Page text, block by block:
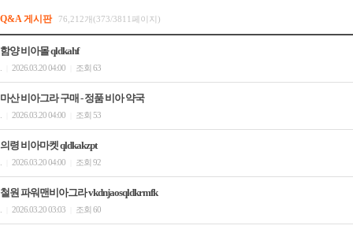
Q&A 게시판 76,212개(373/3811페이지)
함양 비아몰 qldkahf
2026.03.20 04:00 조회 63
마산 비아그라 구매 - 정품 비아 약국
2026.03.20 04:00 조회 53
의령 비아마켓 qldkakzpt
2026.03.20 04:00 조회 92
철원 파워맨비아그라 vkdnjaosqldkrmfk
2026.03.20 03:03 조회 60